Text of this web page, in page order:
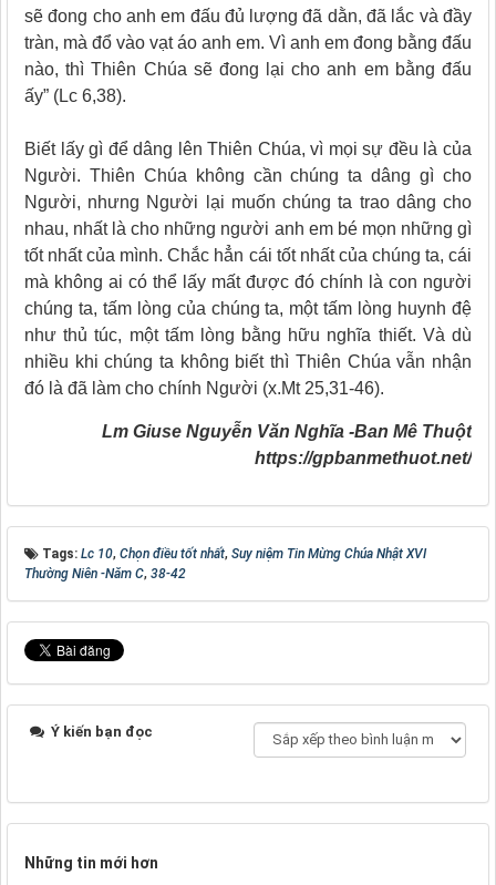
sẽ đong cho anh em đấu đủ lượng đã dằn, đã lắc và đầy
tràn, mà đổ vào vạt áo anh em. Vì anh em đong bằng đấu
nào, thì Thiên Chúa sẽ đong lại cho anh em bằng đấu
ấy” (Lc 6,38).
Biết lấy gì để dâng lên Thiên Chúa, vì mọi sự đều là của
Người. Thiên Chúa không cần chúng ta dâng gì cho
Người, nhưng Người lại muốn chúng ta trao dâng cho
nhau, nhất là cho những người anh em bé mọn những gì
tốt nhất của mình. Chắc hẳn cái tốt nhất của chúng ta, cái
mà không ai có thể lấy mất được đó chính là con người
chúng ta, tấm lòng của chúng ta, một tấm lòng huynh đệ
như thủ túc, một tấm lòng bằng hữu nghĩa thiết. Và dù
nhiều khi chúng ta không biết thì Thiên Chúa vẫn nhận
đó là đã làm cho chính Người (x.Mt 25,31-46).
Lm Giuse Nguyễn Văn Nghĩa -Ban Mê Thuột
https://gpbanmethuot.net/
Tags: Lc 10, Chọn điều tốt nhất, Suy niệm Tin Mừng Chúa Nhật XVI
Thường Niên -Năm C, 38-42
Ý kiến bạn đọc
Những tin mới hơn